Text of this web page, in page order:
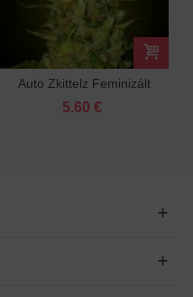
Auto Zkittelz Feminizált
5.60 €